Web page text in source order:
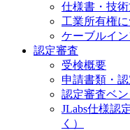
仕様書・技
工業所有権
ケーブルイ
認定審査
受検概要
申請書類・
認定審査ベ
JLabs仕様認
く）